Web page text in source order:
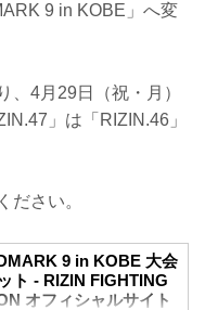
9 in KOBE」へ変
、4月29日（祝・月）
」は「RIZIN.46」
ださい。
9 in KOBE 大会
ト - RIZIN FIGHTING
オフィシャルサイト